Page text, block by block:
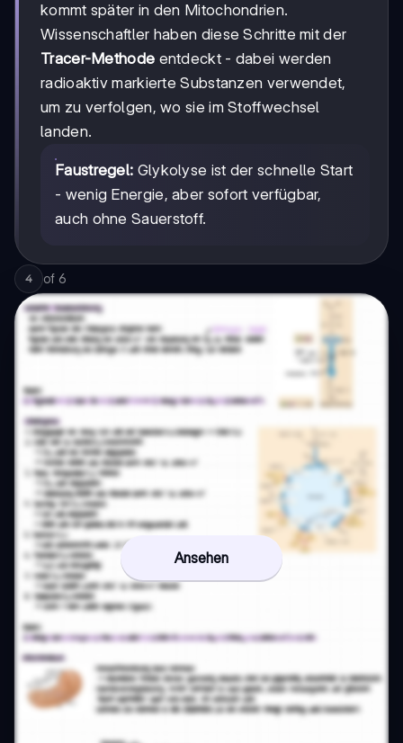
kommt später in den Mitochondrien.
Wissenschaftler haben diese Schritte mit der
Tracer-Methode entdeckt - dabei werden
radioaktiv markierte Substanzen verwendet,
um zu verfolgen, wo sie im Stoffwechsel
landen.
Faustregel: Glykolyse ist der schnelle Start
- wenig Energie, aber sofort verfügbar,
auch ohne Sauerstoff.
4 of 6
Ansehen